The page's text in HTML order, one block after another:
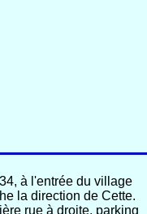
à l'entrée du village
la direction de Cette.
rue à droite, parking